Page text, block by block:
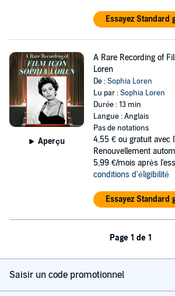
Essayez Standard
Aperçu
A Rare Recording of
Loren
De :Sophia Loren
Lu par :Sophia Loren
Durée : 13 min
Langue : Anglais
Pas de notations
4,55 € ou gratuit avec
Renouvellement
5,99 €/mois après
conditions d'éligibilité
Essayez Standard
Page 1 de 1
Saisir un code promotionnel